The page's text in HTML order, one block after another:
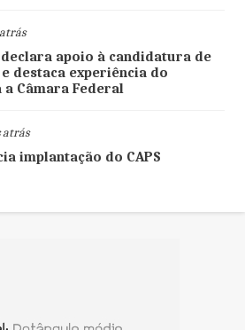
declara apoio à candidatura de
e destaca experiência do
Câmara Federal
atrás
implantação do CAPS